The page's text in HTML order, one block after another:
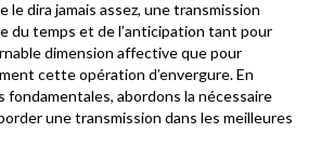
le dira jamais assez, une transmission
du temps et de l’anticipation tant pour
dimension affective que pour
cette opération d’envergure. En
fondamentales, abordons la nécessaire
une transmission dans les meilleures